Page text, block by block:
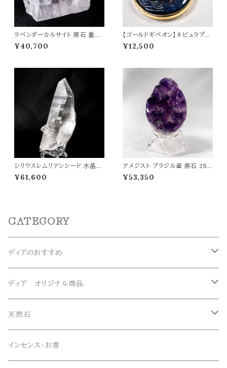
ラベンダーカルサイト 原石 重さ3
19g 天然石 パワーストーン t05
83
¥40,700
【ゴールドギベオン】ネビュラブル
ードラゴン ペンダントトップ オリ
ジナルアクセサリー 天然石 パワ
¥12,500
シリウスレムリアンシード 水晶
原石 ポイント 虹入り レムリアン
水晶 177g ヒーリング 高品質 パ
¥61,600
アメジスト ブラジル産 原石 257
g パワーストーン 天然石 置物
紫水晶 浄化 癒し 開運 愛情運 t
¥53,350
CATEGORY
ディアのおすすめ
ガネーシュヒマール産水晶
マニハール産水晶
スーパーセブン
ディア オリジナル商品
オリジナルブレスレット
オリジナルペンダント
天然石
ブレスレット
インセンス・お香